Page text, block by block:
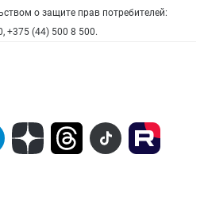
о защите прав потребителей:
+375 (44) 500 8 500.